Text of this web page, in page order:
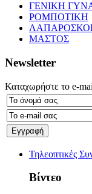
ΓΕΝΙΚΗ
ΡΟΜΠΟΤΙΚΗ
ΜΑΣΤΟΣ
Newsletter
Καταχωρήστε το e-
Τηλεοπτικές
Βίντεο